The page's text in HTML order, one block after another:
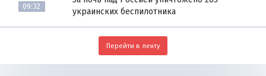
09:32
украинских беспилотника
Перейти в ленту